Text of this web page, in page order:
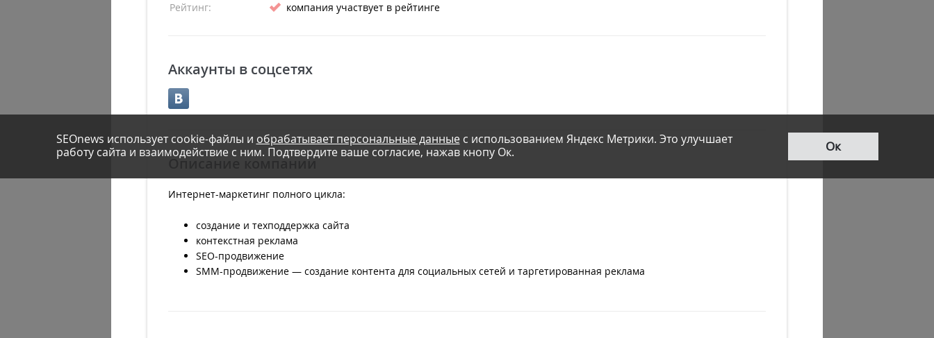
Рейтинг:
компания участвует в рейтинге
Аккаунты в соцсетях
Описание компании
Интернет-маркетинг полного цикла:
создание и техподдержка сайта
контекстная реклама
SEO-продвижение
SMM-продвижение — создание контента для социальных сетей и таргетированная реклама
SEOnews использует cookie-файлы и обрабатывает персональные данныес использованием Яндекс Метрики. Это улучшает
работу сайта и взаимодействие с ним. Подтвердите ваше согласие, нажав кнопу Ок.
Ок